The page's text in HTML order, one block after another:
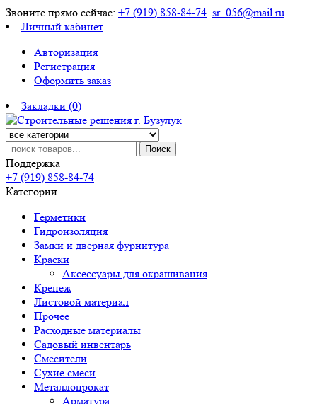
Звоните прямо сейчас: +7 (919) 858-84-74 sr_056@mail.ru
Личный кабинет
Авторизация
Регистрация
Оформить заказ
Закладки (0)
Поиск
Поддержка
+7 (919) 858-84-74
Категории
Герметики
Гидроизоляция
Замки и дверная фурнитура
Краски
Аксессуары для окрашивания
Крепеж
Листовой материал
Прочее
Расходные материалы
Садовый инвентарь
Смесители
Сухие смеси
Металлопрокат
Арматура